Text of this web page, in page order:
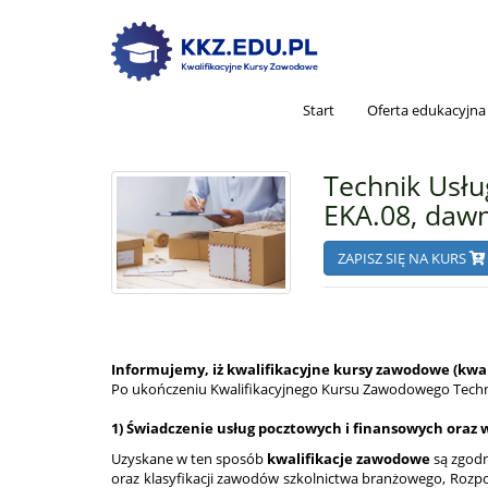
Start Oferta edukacyjna
Technik
EKA.08,
ZAPISZ SIĘ NA KURS
Informujemy, iż kwalifikacyjne kursy zawodowe
Po ukończeniu Kwalifikacyjnego Kursu Zawodowego
1) Świadczenie usług pocztowych i finansowych
Uzyskane w ten sposób kwalifikacje zawodowesą
oraz klasyfikacji zawodów szkolnictwa branżowego,